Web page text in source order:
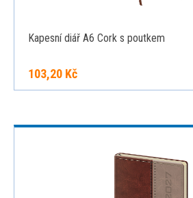
Kapesní diář A6 Cork s poutkem
103,20 Kč